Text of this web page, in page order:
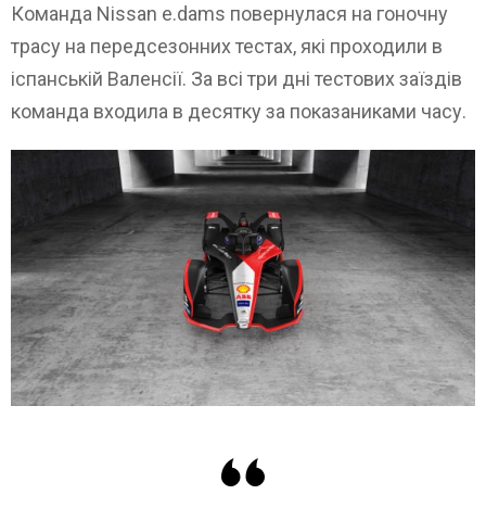
Команда Nissan e.dams повернулася на гоночну
трасу на передсезонних тестах, які проходили в
іспанській Валенсії. За всі три дні тестових заїздів
команда входила в десятку за показаниками часу.